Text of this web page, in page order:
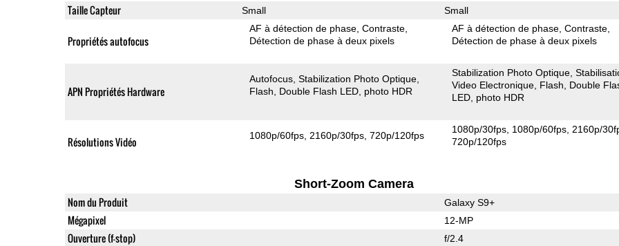
Taille Capteur Small Small
Propriétés autofocus
AF à détection de phase Contraste
Détection de phase à deux pixels
AF à détection de phase Contraste
Détection de phase à deux pixels
APN Propriétés Hardware
Autofocus Stabilization Photo Optique
Flash
Double Flash LED photo HDR
Stabilization Photo Optique
Video Electronique Flash
Double
LED photo HDR
Résolutions Vidéo 1080p/60fps 2160p/30fps 720p/120fps
1080p/30fps 1080p/60fps 2160p/
720p/120fps
Short-Zoom Camera
Nom du Produit Galaxy S9+
Mégapixel 12-MP
Ouverture (f-stop) f/2.4